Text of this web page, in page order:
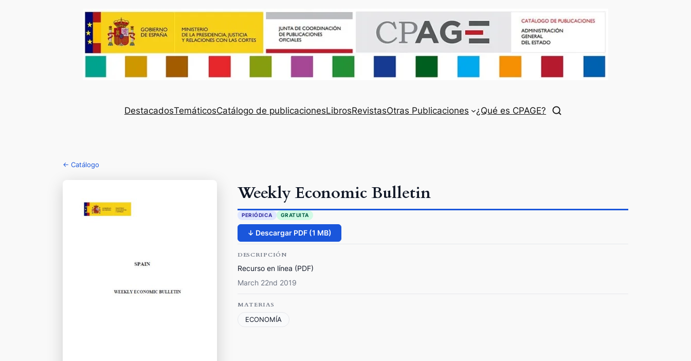
DestacadosTemáticosCatálogo de publicacionesLibrosRevistasOtras Publicaciones ¿Qué es CPAGE?
← Catálogo
Weekly Economic Bulletin
PERIÓDICA GRATUITA
↓ Descargar PDF (1 MB)
DESCRIPCIÓN
Recurso en línea (PDF)
March 22nd 2019
MATERIAS
ECONOMÍA